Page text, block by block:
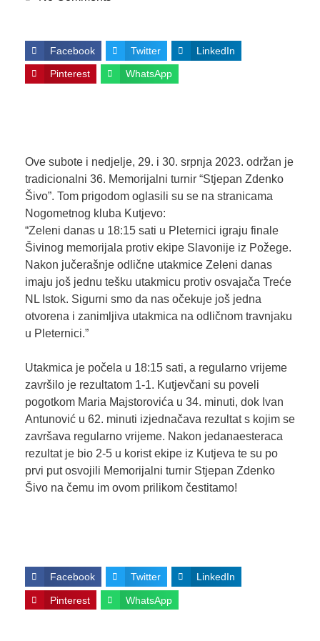
Facebook Twitter LinkedIn
Pinterest WhatsApp
Ove subote i nedjelje, 29. i 30. srpnja 2023. održan je
tradicionalni 36. Memorijalni turnir “Stjepan Zdenko
Šivo”. Tom prigodom oglasili su se na stranicama
Nogometnog kluba Kutjevo:
“Zeleni danas u 18:15 sati u Pleternici igraju finale
Šivinog memorijala protiv ekipe Slavonije iz Požege.
Nakon jučerašnje odlične utakmice Zeleni danas
imaju još jednu tešku utakmicu protiv osvajača Treće
NL Istok. Sigurni smo da nas očekuje još jedna
otvorena i zanimljiva utakmica na odličnom travnjaku
u Pleternici.”
Utakmica je počela u 18:15 sati, a regularno vrijeme
završilo je rezultatom 1-1. Kutjevčani su poveli
pogotkom Maria Majstorovića u 34. minuti, dok Ivan
Antunović u 62. minuti izjednačava rezultat s kojim se
završava regularno vrijeme. Nakon jedanaesteraca
rezultat je bio 2-5 u korist ekipe iz Kutjeva te su po
prvi put osvojili Memorijalni turnir Stjepan Zdenko
Šivo na čemu im ovom prilikom čestitamo!
Facebook Twitter LinkedIn
Pinterest WhatsApp